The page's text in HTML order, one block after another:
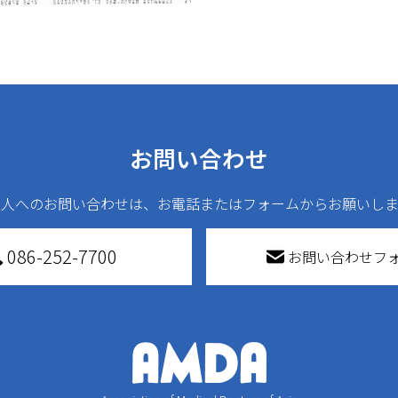
お問い合わせ
へのお問い合わせは、お電話またはフォームからお願いしま
086-252-7700 お問い合わせフ